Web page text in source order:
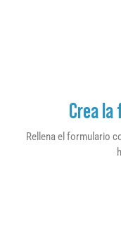
Crea
Rellena el formulario